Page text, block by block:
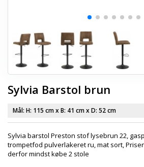
Sylvia Barstol brun
Mål: H: 115 cmx B: 41 cmx D: 52 cm
Sylvia barstol Preston stof lysebrun 22,
trompetfod pulverlakeret ru, mat sort,
derfor mindst købe 2 stole